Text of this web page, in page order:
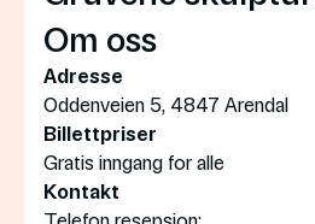
Om oss
Adresse
Oddenveien 5, 4847 Arendal
Billettpriser
Gratis inngang for alle
Kontakt